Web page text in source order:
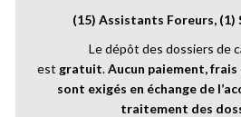
(15) Assistants Foreurs, (1)
Le dépôt des dossiers de
est gratuit.Aucun paiement,
sont exigés en échange de
traitement des